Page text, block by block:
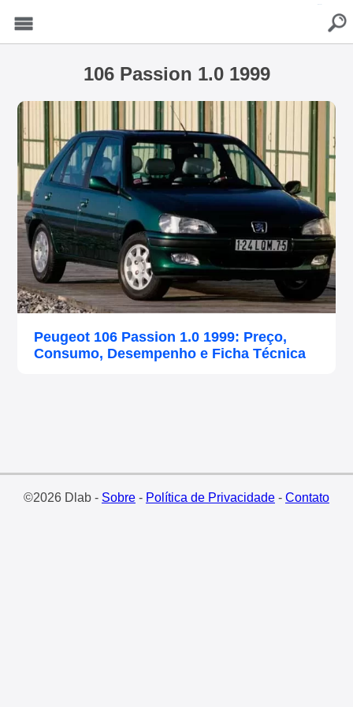
106 Passion 1.0 1999
Peugeot 106 Passion 1.0 1999: Preço,
Consumo, Desempenho e Ficha Técnica
©2026 Dlab - Sobre- Política de Privacidade- Contato